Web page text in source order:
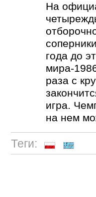
На
года до
мира-
раза с
игра.
на нем
Теги: